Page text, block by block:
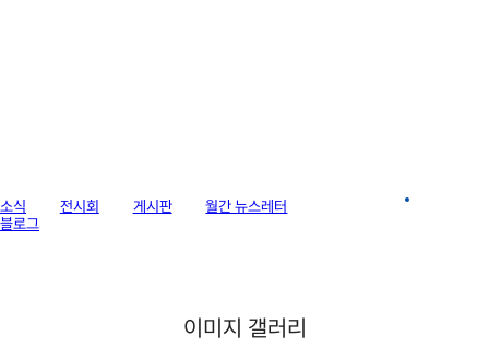
소식 전시회 게시판 월간 뉴스레터
블로그
이미지 갤러리